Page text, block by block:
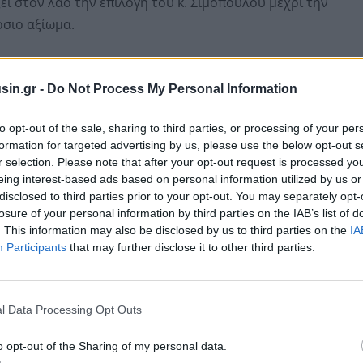
- Do Not Process My Personal Information
opt-out of the sale, sharing to third parties, or processing of your
for targeted advertising by us, please use the below opt-out
selection. Please note that after your opt-out request is processed
interest-based ads based on personal information utilized by us
to third parties prior to your opt-out. You may separately
of your personal information by third parties on the IAB’s list of
This information may also be disclosed by us to third parties on the
Participants that may further disclose it to other third parties.
Data Processing Opt Outs
opt-out of the Sharing of my personal data.
αξίωμα.
να επιστρέψουν. Η νεολαία της εγκληματικής
το πρωί, στην εξώπορτα του γραφείου μου
νομοσχέδιο για τα ομόφυλα ζευγάρια. Το έκανε,
Ιερά Σύνοδος για να καθορίσει την στάση της
σε δήλωσή του ο κ. Σιμόπουλος και προσθέτει:.